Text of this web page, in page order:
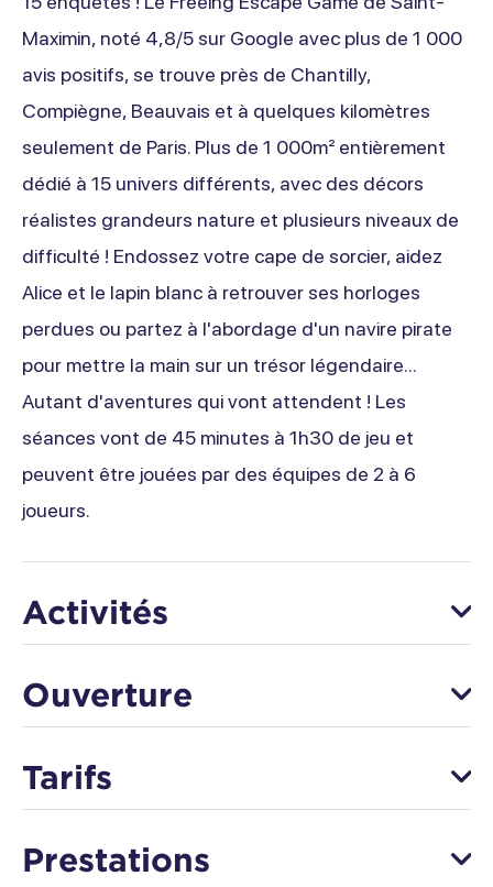
Maximin, noté 4,8/5 sur Google avec plus de 1 000
avis positifs, se trouve près de Chantilly,
Compiègne, Beauvais et à quelques kilomètres
seulement de Paris. Plus de 1 000m² entièrement
dédié à 15 univers différents, avec des décors
réalistes grandeurs nature et plusieurs niveaux de
difficulté ! Endossez votre cape de sorcier, aidez
Alice et le lapin blanc à retrouver ses horloges
perdues ou partez à l'abordage d'un navire pirate
pour mettre la main sur un trésor légendaire...
Autant d'aventures qui vont attendent ! Les
séances vont de 45 minutes à 1h30 de jeu et
peuvent être jouées par des équipes de 2 à 6
joueurs.
Activités
Escape game
Ouverture
Tarifs
Par personne en fonction de la durée, nombre de pers, activité choisie
Prestations